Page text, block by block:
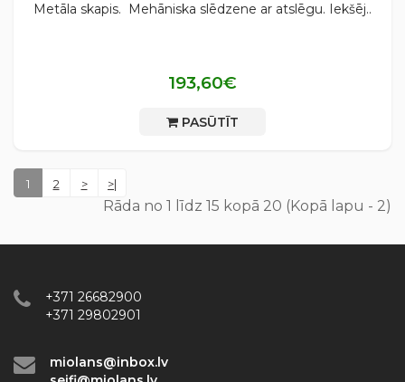
Metāla skapis. Mehāniska slēdzene ar atslēgu. Iekšēj..
193,60€
PASŪTĪT
1 2 > >|
Rāda no 1 līdz 15 kopā 20 (Kopā lapu - 2)
+371 26682900
+371 29802901
miolans@inbox.lv